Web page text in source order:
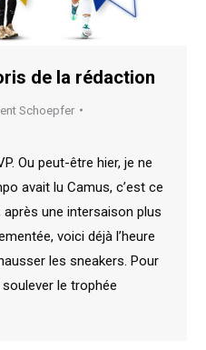
de la rédaction
Schoepfer
Ou peut-être hier, je ne
avait lu Camus, c’est ce
après une intersaison plus
voici déjà l’heure
les sneakers. Pour
soulever le trophée